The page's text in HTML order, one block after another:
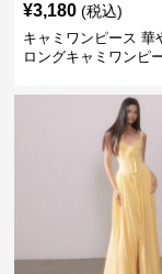
¥3,180 (税込)
キャミワンピース 華
ロングキャミワンピ